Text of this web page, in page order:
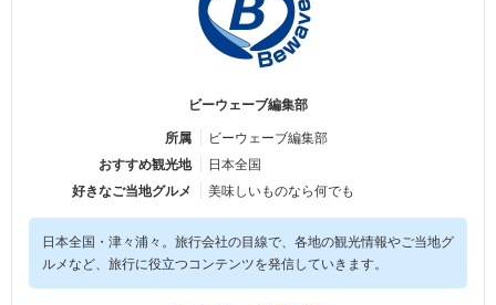
ビーウェーブ編集部
所属
ビーウェーブ編集部
おすすめ観光地
日本全国
好きなご当地グルメ
美味しいものなら何でも
日本全国・津々浦々。旅行会社の目線で、各地の観光情報やご当地グ
ルメなど、旅行に役立つコンテンツを発信していきます。